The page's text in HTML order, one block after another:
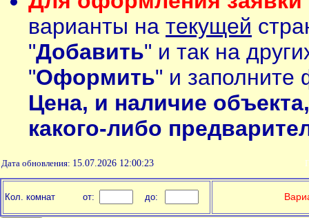
варианты на текущей
"Добавить" и так на
"Оформить" и заполните
Цена, и наличие
какого-либо
Дата обновления: 15.07.2026 12:00:23
Кол. комнат от: до: